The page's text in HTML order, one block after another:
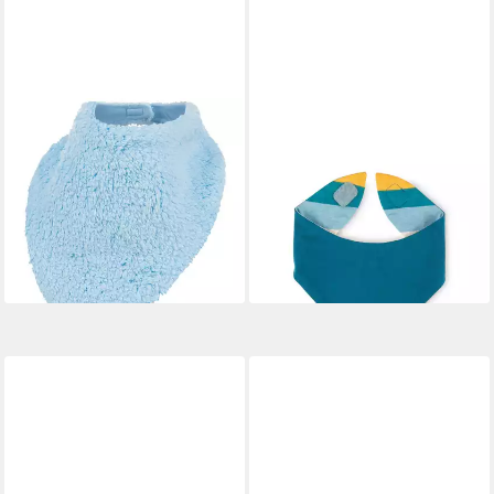
F.P.H. MAJA
Dreieckstuch Winterschal
Baby Plüschschal Halstuch,
Klettverschluss
13,90 €
lieferbar - in 4-5 Werktagen bei dir
Babys Jungen, (1-St)
4,95 € UVP 9,95 €
-50%
lieferbar - in 3-4 Werktagen bei dir